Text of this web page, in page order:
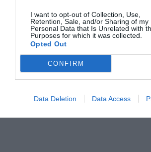
I want to opt-out of Collection, Use,
Retention, Sale, and/or Sharing of my
Personal Data that Is Unrelated with
Purposes for which it was collected.
Opted Out
CONFIRM
Data Deletion Data Access